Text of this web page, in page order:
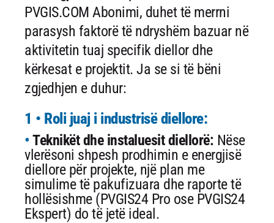
PVGIS.COM Abonimi, duhet të merrni
parasysh faktorë të ndryshëm bazuar në
aktivitetin tuaj specifik diellor dhe
kërkesat e projektit. Ja se si të bëni
zgjedhjen e duhur:
1 • Roli juaj i industrisë diellore:
Teknikët dhe instaluesit diellorë: Nëse
vlerësoni shpesh prodhimin e energjisë
diellore për projekte, një plan me
simulime të pakufizuara dhe raporte të
hollësishme (PVGIS24 Pro ose PVGIS24
Ekspert) do të jetë ideal.